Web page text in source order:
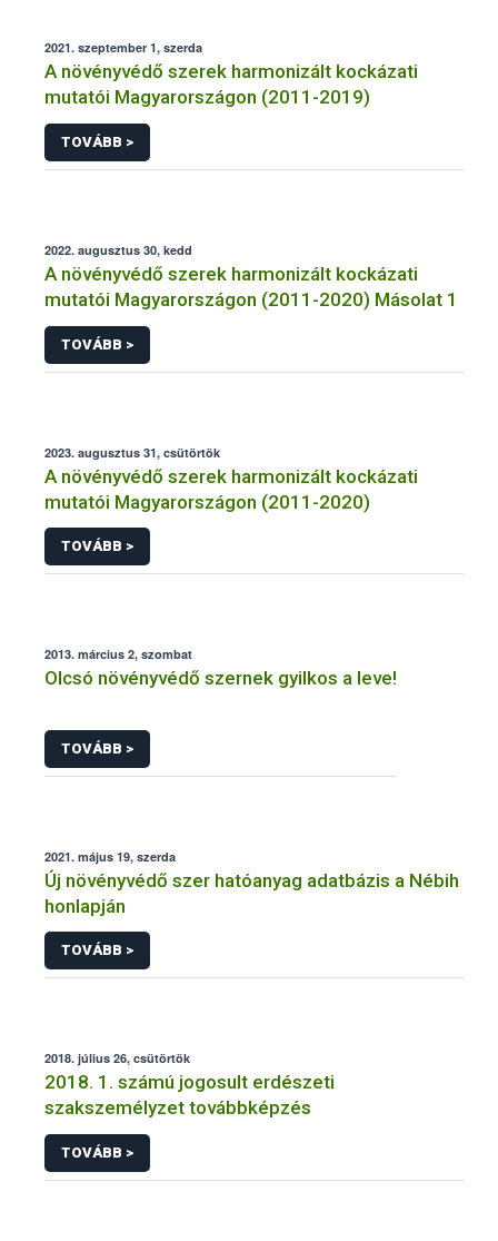
2021. szeptember 1, szerda
A növényvédő szerek harmonizált kockázati
mutatói Magyarországon (2011-2019)
TOVÁBB >
2022. augusztus 30, kedd
A növényvédő szerek harmonizált kockázati
mutatói Magyarországon (2011-2020) Másolat 1
TOVÁBB >
2023. augusztus 31, csütörtök
A növényvédő szerek harmonizált kockázati
mutatói Magyarországon (2011-2020)
TOVÁBB >
2013. március 2, szombat
Olcsó növényvédő szernek gyilkos a leve!
TOVÁBB >
2021. május 19, szerda
Új növényvédő szer hatóanyag adatbázis a Nébih
honlapján
TOVÁBB >
2018. július 26, csütörtök
2018. 1. számú jogosult erdészeti
szakszemélyzet továbbképzés
TOVÁBB >